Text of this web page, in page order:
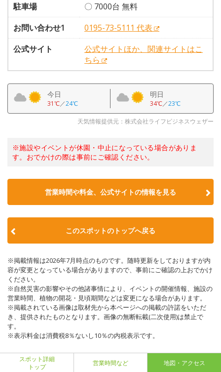
駐車場
〇 7000台 無料
お問い合わせ1
0195-73-5111 代表
公式サイト
公式サイトほか、関連サイトはこ
ちら
今日
31℃／24℃
明日
34℃／23℃
天気情報提供元：株式会社ライフビジネスウェザー
※施設やイベントが休園・中止になっている場合がありま
す。おでかけの際は事前にご確認ください。
営業時間や料金、公式サイトの情報を見る
このスポットのトップへ戻る
※掲載情報は2026年7月時点のものです。随時更新をしておりますが内
容が変更となっている場合がありますので、事前にご確認の上おでかけ
ください。
※自然災害の影響やその他諸事情により、イベントの開催情報、施設の
営業時間、植物の開花・見頃期間などは変更になる場合があります。
※掲載されている画像は取材先から本ページへの掲載の許諾をいただ
き、提供されたものとなります。画像の無断転載(二次使用)は禁止で
す。
※表示料金は消費税8％ないし10％の内税表示です。
スポット詳細
トップ
営業時間など 地図・アクセス